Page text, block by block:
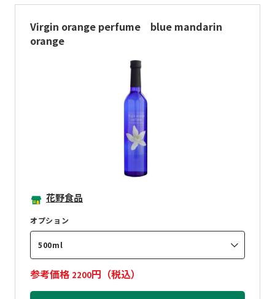
Virgin orange perfume blue mandarin
orange
花野食品
オプション
500ml
参考価格 2200円（税込）